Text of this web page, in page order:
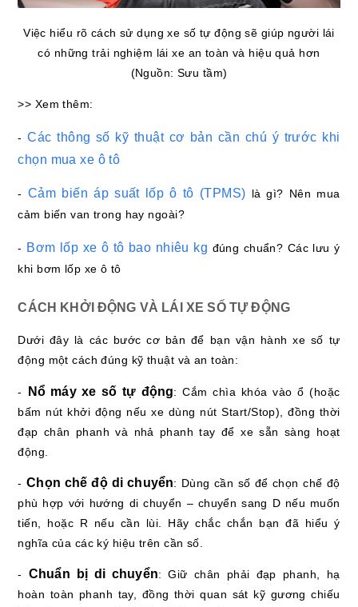
Việc hiểu rõ cách sử dụng xe số tự động sẽ giúp người lái
có những trải nghiệm lái xe an toàn và hiệu quả hơn
(Nguồn: Sưu tầm)
>> Xem thêm:
-Các thông số kỹ thuật cơ bản cần chú ý trước khi
chọn mua xe ô tô
- Cảm biến áp suất lốp ô tô (TPMS) là gì? Nên mua
cảm biến van trong hay ngoài?
- Bơm lốp xe ô tô bao nhiêu kg đúng chuẩn? Các lưu ý
khi bơm lốp xe ô tô
CÁCH KHỞI ĐỘNG VÀ LÁI XE SỐ TỰ ĐỘNG
Dưới đây là các bước cơ bản để bạn vận hành xe số tự
động một cách đúng kỹ thuật và an toàn:
- Nổ máy xe số tự động: Cắm chìa khóa vào ổ (hoặc
bấm nút khởi động nếu xe dùng nút Start/Stop), đồng thời
đạp chân phanh và nhả phanh tay để xe sẵn sàng hoạt
động.
-Chọn chế độ di chuyển: Dùng cần số để chọn chế độ
phù hợp với hướng di chuyển – chuyển sang D nếu muốn
tiến, hoặc R nếu cần lùi. Hãy chắc chắn bạn đã hiểu ý
nghĩa của các ký hiệu trên cần số.
- Chuẩn bị di chuyển: Giữ chân phải đạp phanh, hạ
hoàn toàn phanh tay, đồng thời quan sát kỹ gương chiếu